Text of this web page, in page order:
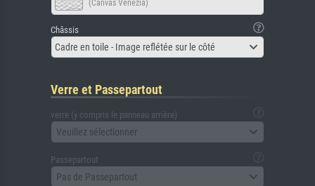
(Canvas Venezia)
Châssis
Cadre en toile - Image reflétée sur le côté
Verre et Passepartout
verre (y compris le panneau arrière)
Veuillez sélectionner
Passepartout
Pas de Passepartout